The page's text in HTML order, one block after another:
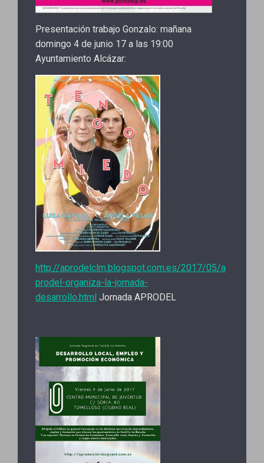
Presentación trabajo Gonzalo: mañana
domingo 4 de junio 17 a las 19:00
Ayuntamiento Alcázar:
http://aprodelclm.blogspot.com.es/2017/05/a
prodel-organiza-la-jornada-
desarrollo.html Jornada APRODEL